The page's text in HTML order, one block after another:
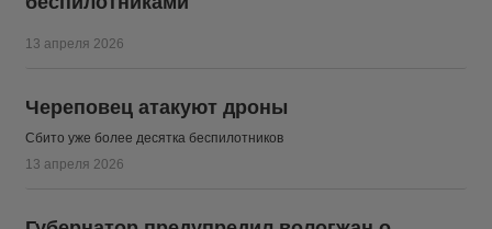
13 апреля 2026
Череповец атакуют дроны
Сбито уже более десятка беспилотников
13 апреля 2026